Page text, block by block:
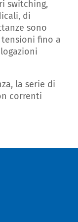
switching,
di
sono
fino a
la serie di
correnti